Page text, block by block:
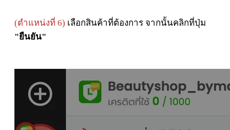
(ตำแหน่งที่ 6) เลือกสินค้าที่ต้องการ จากนั้นคลิกที่ปุ่ม
"ยืนยัน"